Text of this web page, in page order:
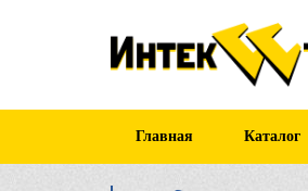
Главная Каталог